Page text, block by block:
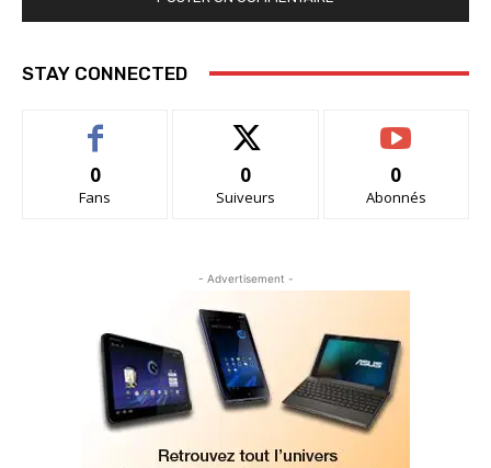
STAY CONNECTED
0
Fans
0
Suiveurs
0
Abonnés
- Advertisement -